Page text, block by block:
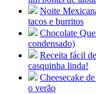
Noite
tacos e burritos
Chocolate
condensado)
Receita fácil
casquinha linda!
Cheesecake
o verão